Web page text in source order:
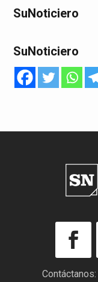
SuNoticiero
SuNoticiero
Contáctanos: